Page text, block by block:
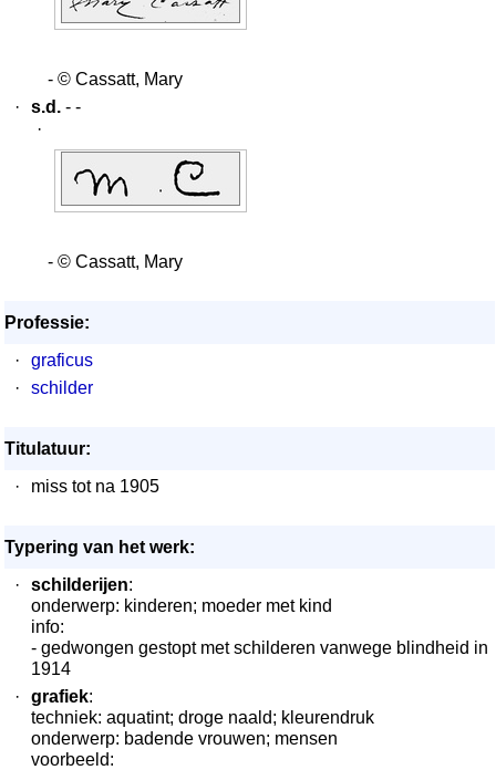
- © Cassatt, Mary
·
s.d. - -
·
- © Cassatt, Mary
Professie:
·
graficus
·
schilder
Titulatuur:
·
miss tot na 1905
Typering van het werk:
·
schilderijen:
onderwerp: kinderen; moeder met kind
info:
- gedwongen gestopt met schilderen vanwege blindheid in
1914
·
grafiek:
techniek: aquatint; droge naald; kleurendruk
onderwerp: badende vrouwen; mensen
voorbeeld: